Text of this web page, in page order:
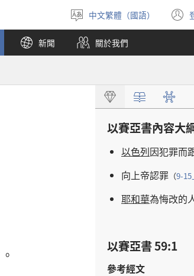
選
擇
語
言
中文繁體（國語）
新聞 關於我們
。
以賽亞書內容大
以色列因犯罪而
向上帝認罪 （9-15
耶和華為悔改的
以賽亞書 59:1
參考經文